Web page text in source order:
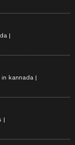
kannada